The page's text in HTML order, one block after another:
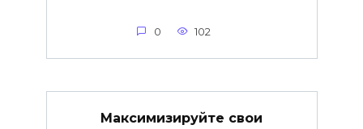
0 102
Максимизируйте свои